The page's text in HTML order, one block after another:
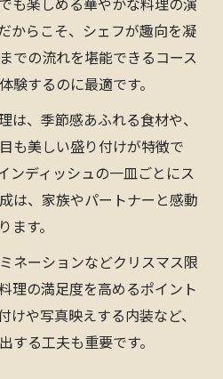
ーコース料理で味わう幸
ス料理で特別な夜を過ご
るクリスマスディナーの
ス料理のポイントを徹底
い出に残る聖夜の演出
スマスの思い出を華やか
なコース料理の演出アイ
からこそ、シェフが趣向を凝
での流れを堪能できるコース
験するのに最適です。
は、季節感あふれる食材や、
も美しい盛り付けが特徴で
ンディッシュの一皿ごとにス
は、家族やパートナーと感動
ます。
ネーションなどクリスマス限
理の満足度を高めるポイント
けや写真映えする内装など、
する工夫も重要です。